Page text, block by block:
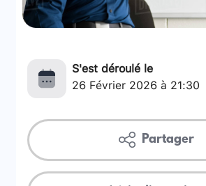
S'est déroulé le
26 Février 2026 à 21:30
Partager